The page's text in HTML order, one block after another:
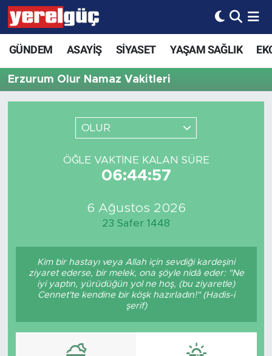
GÜNDEM ASAYİŞ SİYASET YAŞAM SAĞLIK
Erzurum Olur Namaz Vakitleri
OLUR
ÖĞLE VAKTINE KALAN SÜRE
06:44:57
6 Ağustos 2026
23 Safer 1448
Kim bir hastayı veya Allah için sevdiği kardeşini
ziyaret ederse, bir melek, ona şöyle nidâ eder: "Ne
iyi yaptın, yürüdüğün yol ne hoş, (bu ziyaretle)
Cennet'te kendine bir köşk hazırladın!" (Hadis-i
şerif)